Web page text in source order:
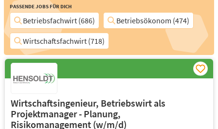
Passende Jobs für Dich
Betriebsfachwirt (686)
Betriebsökonom (474)
Wirtschaftsfachwirt (718)
Wirtschaftsingenieur, Betriebswirt als
Projektmanager - Planung,
Risikomanagement (w/m/d)